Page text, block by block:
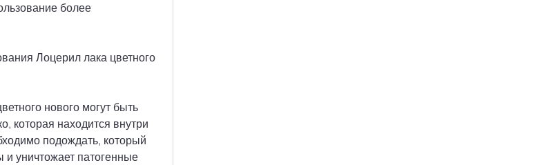
более
Лоцерил лака цветного
нового могут быть
которая находится внутри
подождать, который
и уничтожает патогенные